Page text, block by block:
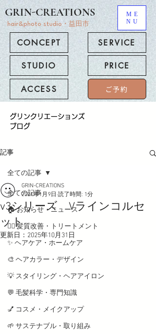
GRIN-CREATIONS
hair&photo studio・益田市
CONCEPT
STUDIO
ACCESS
SERVICE
PRICE
ご予約
ME
NU
​グリンクリエーションズ
ブログ
記事
全ての記事
🏠 お知らせ・ニュース
💇‍♀️ 髪質改善・トリートメント
✨ ヘアケア・ホームケア
🎨 ヘアカラー・デザイン
💡 スタイリング・ヘアアイロン
💬 毛髪科学・専門知識
💅 コスメ・メイクアップ
🌱 サステナブル・取り組み
全ての記事
v3シリーズ Vラインコルセ
ット
GRIN-CREATIONS
2021年1月9日 読了時間: 1分
更新日： 2025年10月31日